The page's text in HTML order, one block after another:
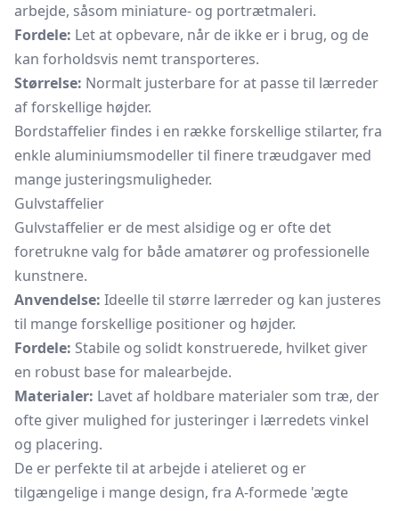
arbejde, såsom miniature- og portrætmaleri.
Fordele: Let at opbevare, når de ikke er i brug, og de
kan forholdsvis nemt transporteres.
Størrelse: Normalt justerbare for at passe til lærreder
af forskellige højder.
Bordstaffelier findes i en række forskellige stilarter, fra
enkle aluminiumsmodeller til finere træudgaver med
mange justeringsmuligheder.
Gulvstaffelier
Gulvstaffelier er de mest alsidige og er ofte det
foretrukne valg for både amatører og professionelle
kunstnere.
Anvendelse: Ideelle til større lærreder og kan justeres
til mange forskellige positioner og højder.
Fordele: Stabile og solidt konstruerede, hvilket giver
en robust base for malearbejde.
Materialer: Lavet af holdbare materialer som træ, der
ofte giver mulighed for justeringer i lærredets vinkel
og placering.
De er perfekte til at arbejde i atelieret og er
tilgængelige i mange design, fra A-formede 'ægte